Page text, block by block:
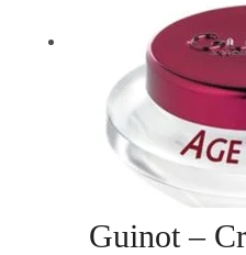
Guinot –